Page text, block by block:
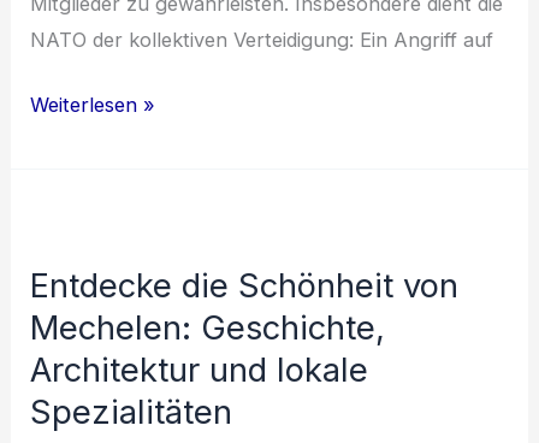
NATO der kollektiven Verteidigung: Ein Angriff auf
Die
NATO:
Geschichte,
Bedeutung
Zusammenarbeit
Weiterlesen »
Entdecke die Schönheit von
Mechelen: Geschichte,
Architektur und lokale
Spezialitäten